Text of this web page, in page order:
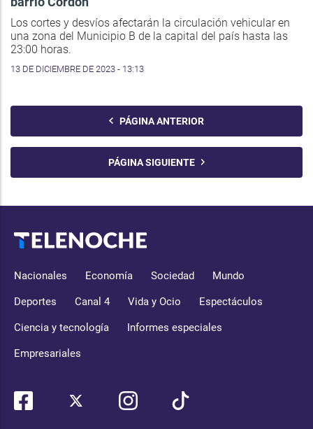
Los cortes y desvíos afectarán la circulación vehicular en
una zona del Municipio B de la capital del país hasta las
23:00 horas.
13 DE DICIEMBRE DE 2023 - 13:13
PÁGINA ANTERIOR
PÁGINA SIGUIENTE
Nacionales Economía Sociedad Mundo
Deportes Canal 4 Vida y Ocio Espectáculos
Ciencia y tecnología Informes especiales
Empresariales